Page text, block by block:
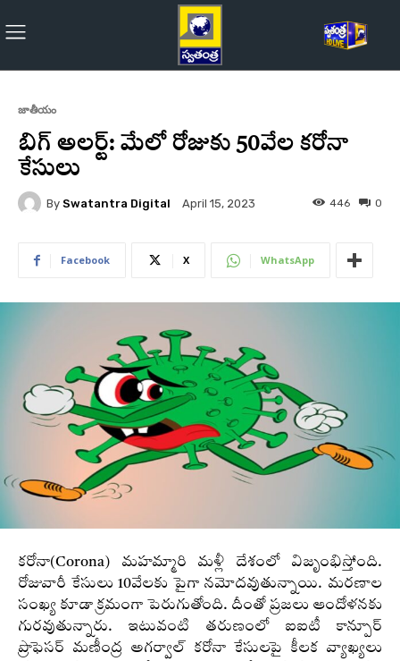
జాతీయం
బిగ్ అలర్ట్: మేలో రోజుకు 50వేల కరోనా
కేసులు
By Swatantra Digital April 15, 2023 0
446
Facebook X WhatsApp
కరోనా(Corona) మహమ్మారి మళ్లీ దేశంలో విజృంభిస్తోంది.
రోజువారీ కేసులు 10వేలకు పైగా నమోదవుతున్నాయి. మరణాల
సంఖ్య కూడా క్రమంగా పెరుగుతోంది. దీంతో ప్రజలు ఆందోళనకు
గురవుతున్నారు. ఇటువంటి తరుణంలో ఐఐటీ కాన్పూర్
ప్రొఫెసర్ మణీంద్ర అగర్వాల్ కరోనా కేసులపై కీలక వ్యాఖ్యలు